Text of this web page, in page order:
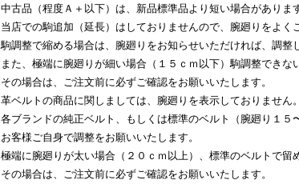
中古品（程度Ａ＋以下）は、新品標準品より短い場合がありま
当店での駒追加（延長）はしておりませんので、腕廻りをよく
駒調整で縮める場合は、腕廻りをお知らせいただければ、調整
また、極端に腕廻りが細い場合（１５ｃｍ以下）駒調整できな
その場合は、ご注文前に必ずご確認をお願いいたします。
革ベルトの商品に関しましては、腕廻りを表示しておりません。
各ブランドの純正ベルト、もしくは標準のベルト（腕廻り１５
お客様ご自身で調整をお願いいたします。
極端に腕廻りが太い場合（２０ｃｍ以上）、標準のベルトで留
その場合は、ご注文前に必ずご確認をお願いいたします。